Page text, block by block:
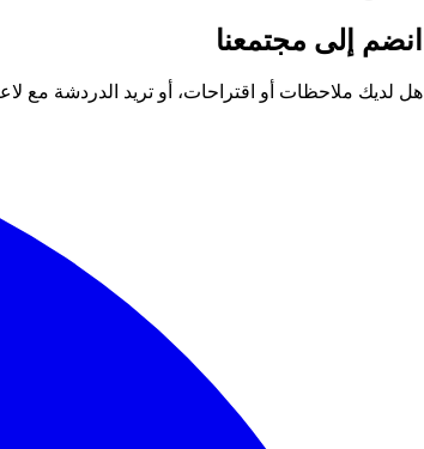
انضم إلى مجتمعنا
هل لديك ملاحظات أو اقتراحات، أو تريد الدردشة مع